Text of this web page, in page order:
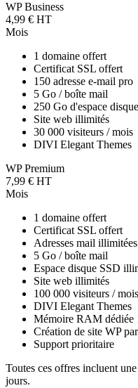
WP Business
4,99 € HT
Mois
1 domaine offert
Certificat SSL offert
150 adresse e-mail pro
5 Go / boîte mail
250 Go d'espace
Site web illimités
30 000 visiteurs / mois
DIVI Elegant Themes
WP Premium
7,99 € HT
Mois
1 domaine offert
Certificat SSL offert
Adresses mail illimitées
5 Go / boîte mail
Espace disque SSD
Site web illimités
100 000 visiteurs / mois
DIVI Elegant Themes
Mémoire RAM dédiée
Création de site WP
Support prioritaire
Toutes ces offres incluent
jours.